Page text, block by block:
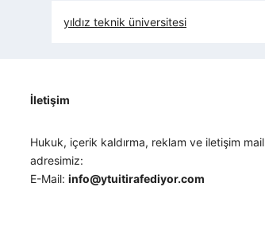
yıldız teknik üniversitesi
İletişim
Hukuk, içerik kaldırma, reklam ve iletişim mail
adresimiz:
E-Mail:info@ytuitirafediyor.com